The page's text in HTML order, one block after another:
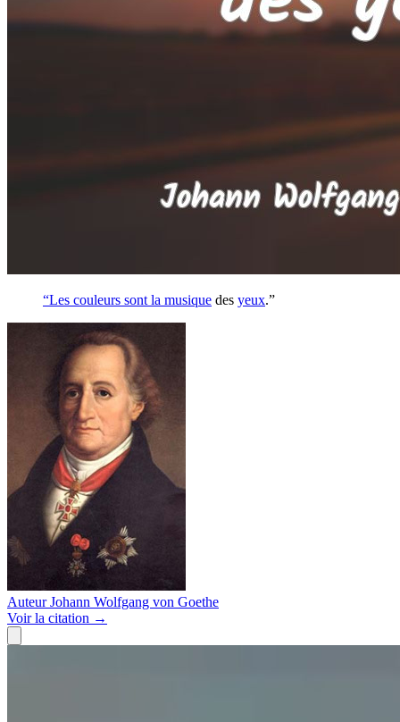
“Les couleurs sont la musique des yeux.”
Auteur Johann Wolfgang von Goethe
Voirla citation →